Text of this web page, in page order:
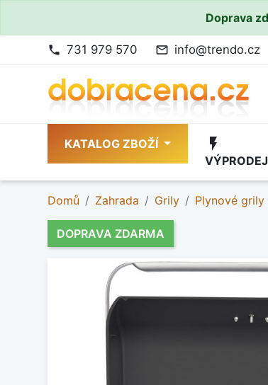
Doprava
phone 731 979 570 mail_outline info@trendo.cz
KATALOG ZBOŽÍ flash_on
VÝPRODEJ
Domů Zahrada Grily Plynové grily
DOPRAVA ZDARMA